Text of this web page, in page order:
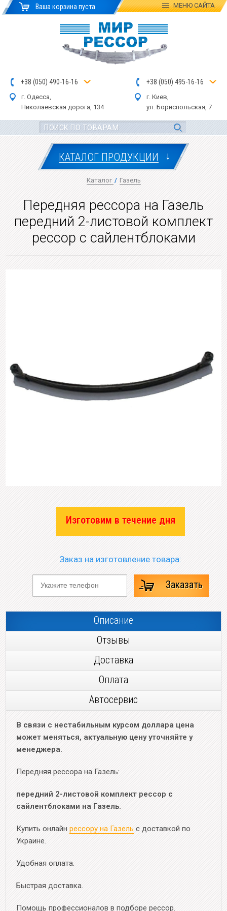
Ваша корзина пуста МЕНЮСАЙТА
+38 (050) 490-16-16
г. Одесса,
Николаевская дорога, 134
+38 (050) 495-16-16
г. Киев,
ул. Бориспольская, 7
КАТАЛОГ ПРОДУКЦИИ ↓
Каталог / Газель
Передняя рессора на Газель
передний 2-листовой комплект
рессор с сайлентблоками
Изготовим в течение дня
Заказ на изготовление товара:
Заказать
Описание
Отзывы
Доставка
Оплата
Автосервис
В связи с нестабильным курсом доллара цена
может меняться, актуальную цену уточняйте у
менеджера.
Передняя рессора на Газель:
передний 2-листовой комплект рессор с
сайлентблоками на Газель.
Купить онлайн рессору на Газель с доставкой по
Украине.
Удобная оплата.
Быстрая доставка.
Помощь профессионалов в подборе рессор.